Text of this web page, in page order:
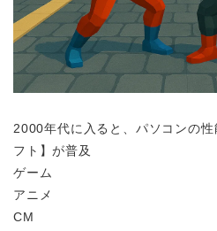
2000年代に入ると、パソコンの
フト】が普及
ゲーム
アニメ
CM